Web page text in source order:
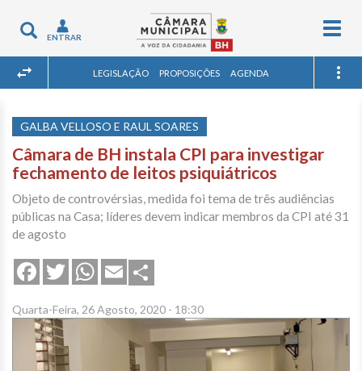
Toggle
navigation
ENTRAR
LEGISLAÇÃO PROPOSIÇÕES AGENDA
GALBA VELLOSO E RAUL SOARES
Câmara de BH instala CPI para investigar
fechamento de leitos psiquiátricos
Objeto de controvérsias, medida foi tema de três audiências
públicas na Casa; líderes devem indicar membros da CPI até 31
de agosto
FacebookTwitterWhatsApp
Email
Quarta-Feira, 26 Agosto, 2020 - 18:30